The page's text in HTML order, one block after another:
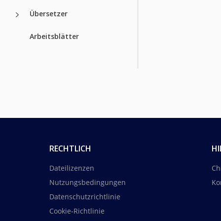
Übersetzer
Arbeitsblätter
RECHTLICH
Dateilizenzen
Nutzungsbedingungen
Datenschutzrichtlinie
Cookie-Richtlinie